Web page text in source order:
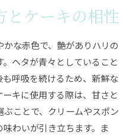
華やか味も絶品の秘密
苺デコレーション
ーキの魅力
やかさ
る苺ケーキ
特別な理由
とケーキの相性
な赤色で、艶がありハリの
ヘタが青々としていること
呼吸を続けるため、新鮮な
キに使用する際は、甘さと
ことで、クリームやスポン
わいが引き立ちます。ま